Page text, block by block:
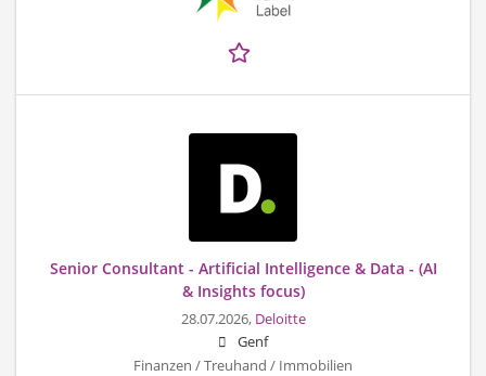
Senior Consultant - Artificial Intelligence & Data - (AI
& Insights focus)
28.07.2026, Deloitte
Genf
Finanzen / Treuhand / Immobilien